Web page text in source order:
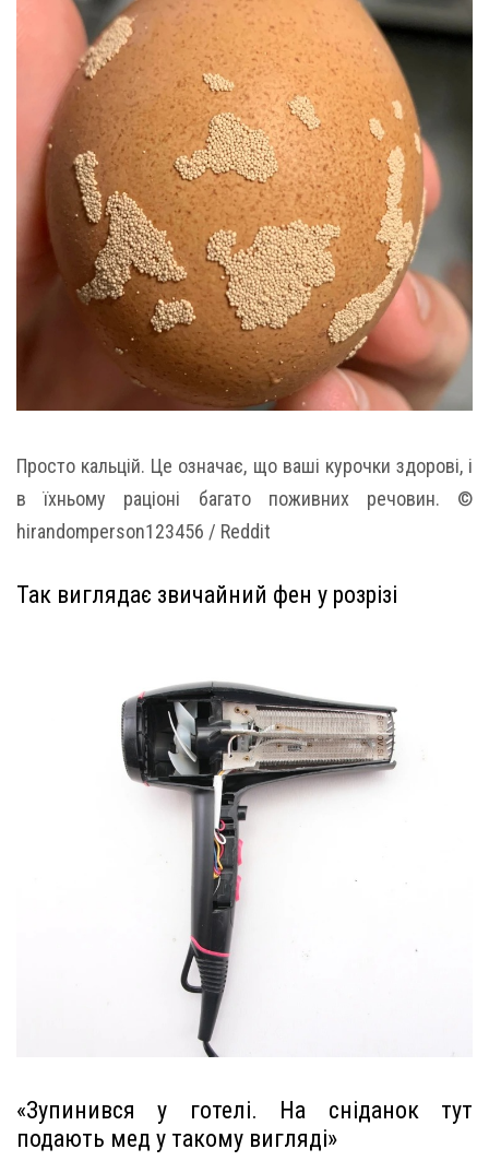
Просто кальцій. Це означає, що ваші курочки здорові, і
в їхньому раціоні багато поживних речовин. ©
hirandomperson123456 / Reddit
Так виглядає звичайний фен у розрізі
«Зупинився у готелі. На сніданок тут
подають мед у такому вигляді»